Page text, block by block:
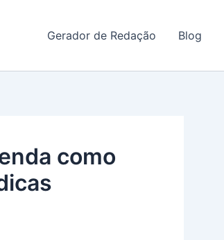
Gerador de Redação Blog
como